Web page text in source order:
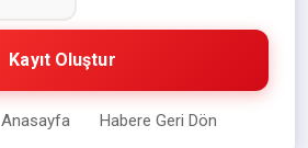
Kayıt Oluştur
Anasayfa Habere Geri Dön